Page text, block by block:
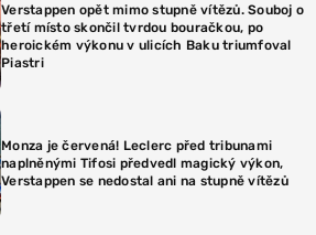
Verstappen opět mimo stupně vítězů. Souboj o
třetí místo skončil tvrdou bouračkou, po
heroickém výkonu v ulicích Baku triumfoval
Piastri
Monza je červená! Leclerc před tribunami
naplněnými Tifosi předvedl magický výkon,
Verstappen se nedostal ani na stupně vítězů